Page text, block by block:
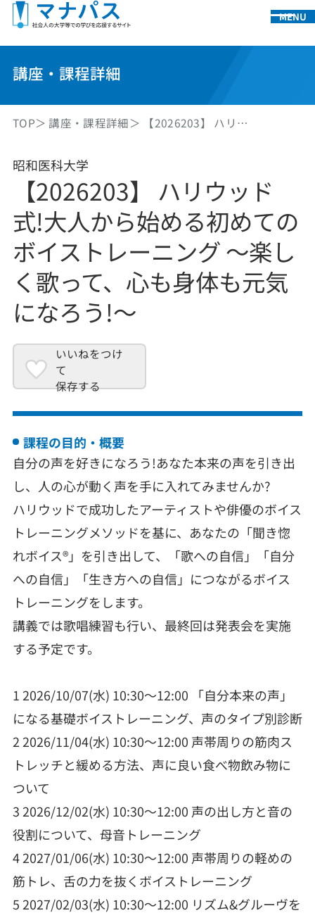
MENU
講座・課程詳細
TOP 講座・課程詳細 【2026203】 ハリ…
昭和医科大学
【2026203】 ハリウッド
式!大人から始める初めての
ボイストレーニング ～楽し
く歌って、心も身体も元気
になろう!～
いいねをつけ
て
保存する
課程の目的・概要
自分の声を好きになろう!あなた本来の声を引き出
し、人の心が動く声を手に入れてみませんか?
ハリウッドで成功したアーティストや俳優のボイス
トレーニングメソッドを基に、あなたの「聞き惚
れボイス®︎」を引き出して、「歌への自信」「自分
への自信」「生き方への自信」につながるボイス
トレーニングをします。
講義では歌唱練習も行い、最終回は発表会を実施
する予定です。
1 2026/10/07(水) 10:30～12:00 「自分本来の声」
になる基礎ボイストレーニング、声のタイプ別診断
2 2026/11/04(水) 10:30～12:00 声帯周りの筋肉ス
トレッチと緩める方法、声に良い食べ物飲み物に
ついて
3 2026/12/02(水) 10:30～12:00 声の出し方と音の
役割について、母音トレーニング
4 2027/01/06(水) 10:30～12:00 声帯周りの軽めの
筋トレ、舌の力を抜くボイストレーニング
5 2027/02/03(水) 10:30～12:00 リズム&グルーヴを